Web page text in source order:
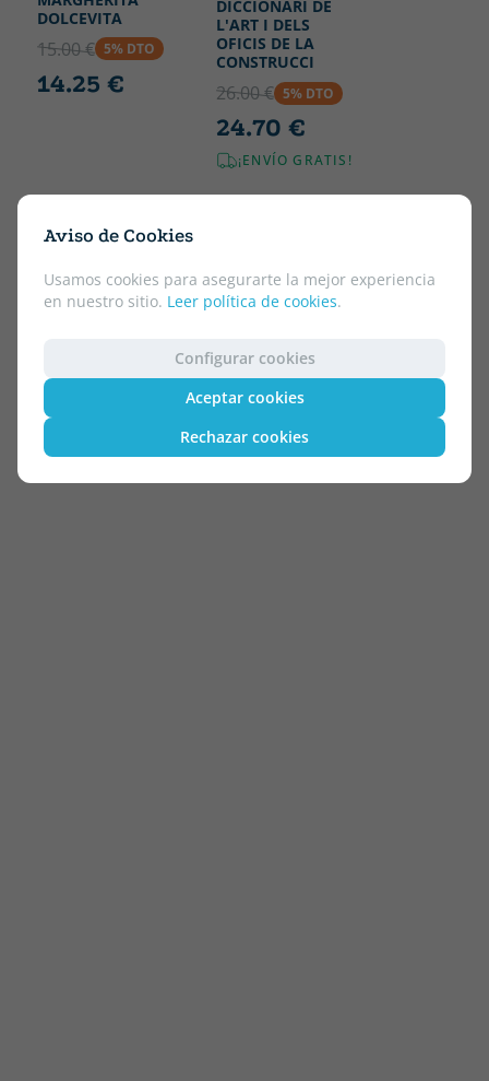
Aviso de Cookies
Usamos cookies para asegurarte la mejor experiencia
en nuestro sitio. Leer política de cookies.
Configurar cookies
Aceptar cookies
Rechazar cookies
DOLCEVITA
15.00 € 5% DTO
14.25 €
DICCIONARI DE
L'ART I DELS
OFICIS DE LA
CONSTRUCCI
26.00 € 5% DTO
24.70 €
¡ENVÍO GRATIS!